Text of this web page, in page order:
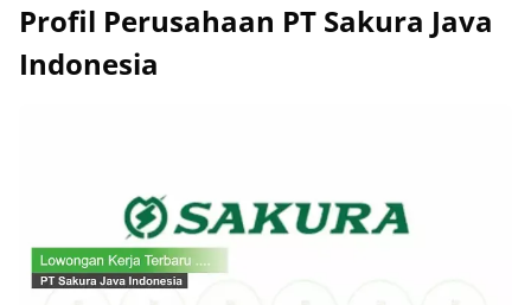
Profil Perusahaan PT Sakura Java
Indonesia